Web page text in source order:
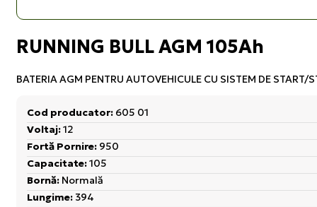
RUNNING BULL AGM 105Ah
BATERIA AGM PENTRU AUTOVEHICULE CU SISTEM DE START/
Cod producator: 605 01
Voltaj:12
Fortă Pornire: 950
Capacitate:105
Bornă: Normală
Lungime: 394